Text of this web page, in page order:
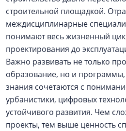
строительной площадкой.
междисциплинарные
понимают весь жизненный
проектирования до
Важно развивать не только
образование, но и программы,
знания сочетаются с
урбанистики, цифровых
устойчивого развития. Чем
проекты, тем выше ценность